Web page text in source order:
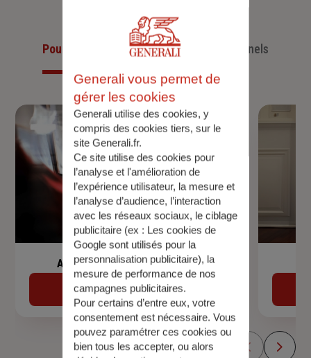
Pour les particuliersPour les professionnels
Assurance de prêt immobilier
Découvrir
Generali vous permet de
gérer les cookies
Generali utilise des cookies, y
compris des cookies tiers, sur le
site Generali.fr.
Ce site utilise des cookies pour
l’analyse et l'amélioration de
l’expérience utilisateur, la mesure et
l’analyse d’audience, l’interaction
avec les réseaux sociaux, le ciblage
publicitaire (ex : Les cookies de
Google sont utilisés pour la
personnalisation publicitaire), la
mesure de performance de nos
campagnes publicitaires.
Pour certains d’entre eux, votre
consentement est nécessaire. Vous
pouvez paramétrer ces cookies ou
bien tous les accepter, ou alors